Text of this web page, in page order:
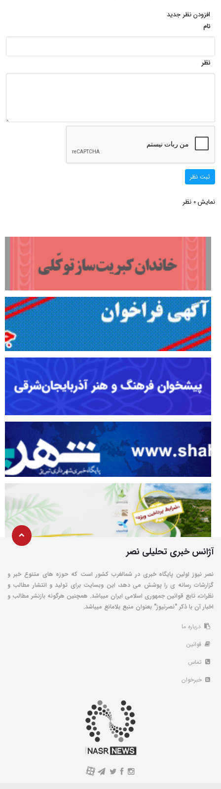
افزودن نظر جدید
نام
نظر
ثبت نظر
نمایش 0 نظر
آژانس خبری تحلیلی نصر
نصر نیوز اولین پایگاه خبری در شمالغرب کشور است که حوزه های متنوع خبر و
گزارشات رسانه ی را پوشش می دهد، این وبسایت برای تولید و انتشار مطالب و
نظرات، تابع قوانین جمهوری اسلامی ایران میباشد. همچنین هرگونه بازنشر مطالب و
اخبار آن با ذکر "نصرنیوز" بعنوان منبع بلامانع میباشد.
درباره ما
قوانین
تماس
خبرخوان
A